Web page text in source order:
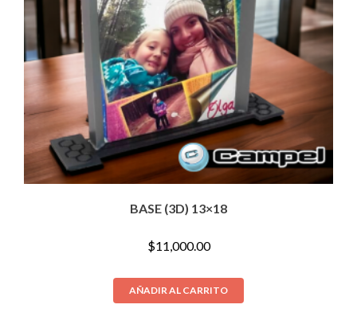
BASE (3D) 13×18
$11,000.00
AÑADIR AL CARRITO